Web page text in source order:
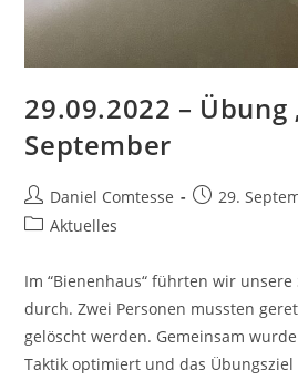
29.09.2022 – Übung
September
Beitrags-
Autor:
Daniel Comtesse
Beitrag
29.
Beitrags-
Aktuelles
Im “Bienenhaus“ führten wir
durch. Zwei Personen mussten
gelöscht werden. Gemeinsam
Taktik optimiert und das